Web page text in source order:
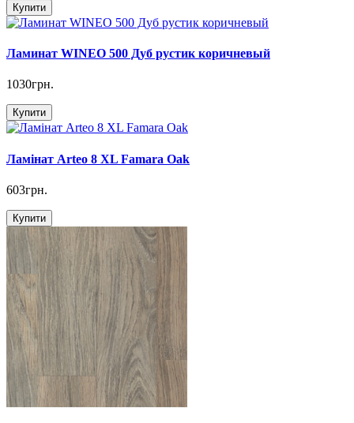
Купити
Ламинат WINEO 500 Дуб рустик коричневый
1030грн.
Купити
Ламінат Arteo 8 XL Famara Oak
603грн.
Купити